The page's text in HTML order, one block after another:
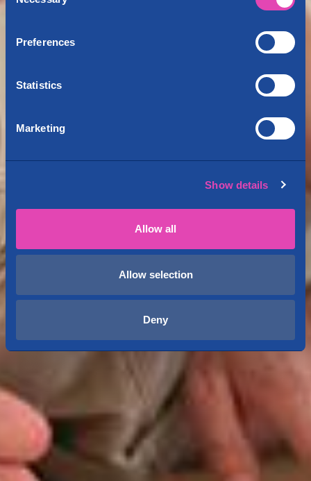
Preferences
Statistics
Marketing
Show details
Allow all
Allow selection
Deny